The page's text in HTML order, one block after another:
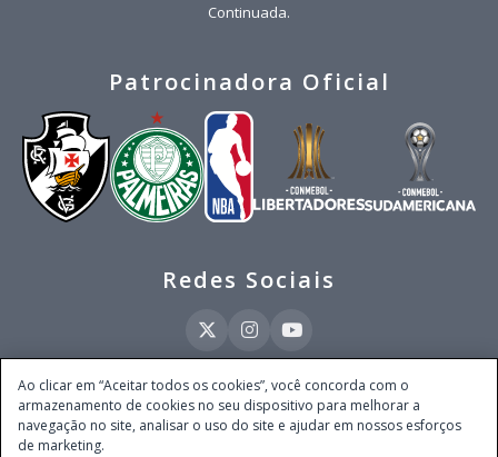
Continuada.
Patrocinadora Oficial
Redes Sociais
Este site é operado pela Ventmear Brasil LTDA (CNPJ 52.868.380/0001-84), com
endereço na Avenida Brigadeiro Faria Lima, nº 4.055, 3º andar, Itaim Bibi, no
Município de São Paulo, Estado de São Paulo, CEP 04538-133, Brasil - empresa
Ao clicar em “Aceitar todos os cookies”, você concorda com o
armazenamento de cookies no seu dispositivo para melhorar a
navegação no site, analisar o uso do site e ajudar em nossos esforços
de marketing.